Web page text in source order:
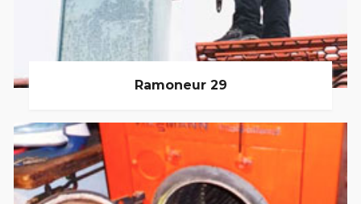
Ramoneur 29